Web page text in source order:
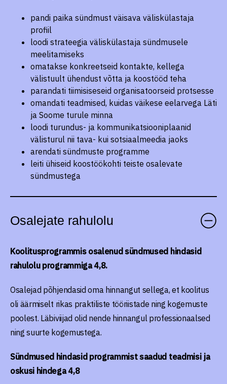
pandi paika sündmust väisava väliskülastaja
profiil
loodi strateegia väliskülastaja sündmusele
meelitamiseks
omatakse konkreetseid kontakte, kellega
välistuult ühendust võtta ja koostööd teha
parandati tiimisiseseid organisatoorseid protsesse
omandati teadmised, kuidas väikese eelarvega Läti
ja Soome turule minna
loodi turundus- ja kommunikatsiooniplaanid
välisturul nii tava- kui sotsiaalmeedia jaoks
arendati sündmuste programme
leiti ühiseid koostöökohti teiste osalevate
sündmustega
Osalejate rahulolu
Koolitusprogrammis osalenud sündmused hindasid
rahulolu programmiga 4,8.
Osalejad põhjendasid oma hinnangut sellega, et koolitus
oli äärmiselt rikas praktiliste tööriistade ning kogemuste
poolest. Läbiviijad olid nende hinnangul professionaalsed
ning suurte kogemustega.
Sündmused hindasid programmist saadud teadmisi ja
oskusi hindega 4,8